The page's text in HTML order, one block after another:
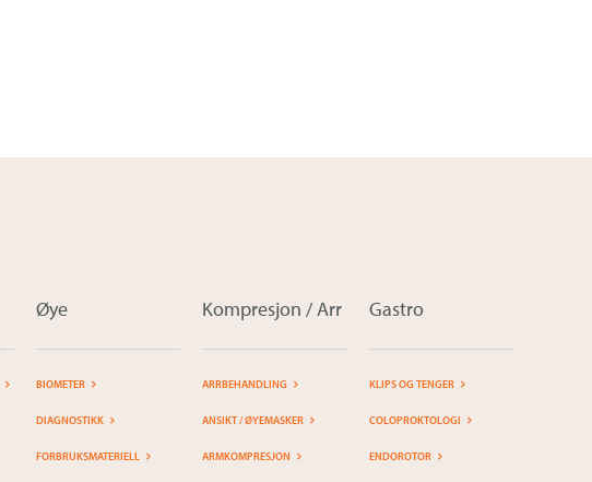
Øye
BIOMETER
DIAGNOSTIKK
FORBRUKSMATERIELL
Kompresjon / Arr
ARRBEHANDLING
ANSIKT / ØYEMASKER
ARMKOMPRESJON
Gastro
KLIPS OG TENGER
COLOPROKTOLOGI
ENDOROTOR